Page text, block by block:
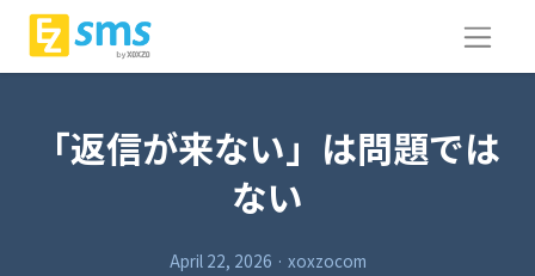
「返信が来ない」は問題では
ない
April 22, 2026 · xoxzocom